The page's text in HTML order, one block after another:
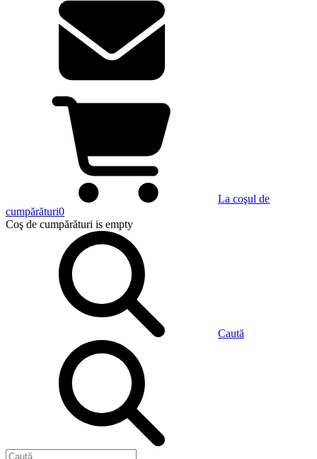
La coşul de
cumpărături0
Coş de cumpărături is empty
Caută